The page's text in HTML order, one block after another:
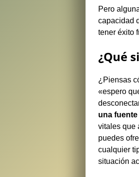
Pero
capacidad
tener éxito
¿Qué
¿Piensas
«espero
una
vitales que
puedes
cualquier
situación